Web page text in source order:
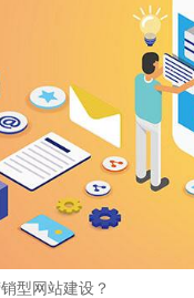
型网站建设？